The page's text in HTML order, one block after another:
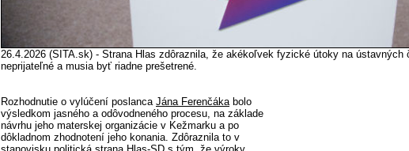
26.4.2026 (SITA.sk) - Strana Hlas zdôraznila, že akékoľvek fyzické útoky na ústavných
neprijateľné a musia byť riadne prešetrené.
Rozhodnutie o vylúčení poslanca Jána Ferenčákabolo
výsledkom jasného a odôvodneného procesu, na základe
návrhu jeho materskej organizácie v Kežmarku a po
dôkladnom zhodnotení jeho konania. Zdôraznila to v